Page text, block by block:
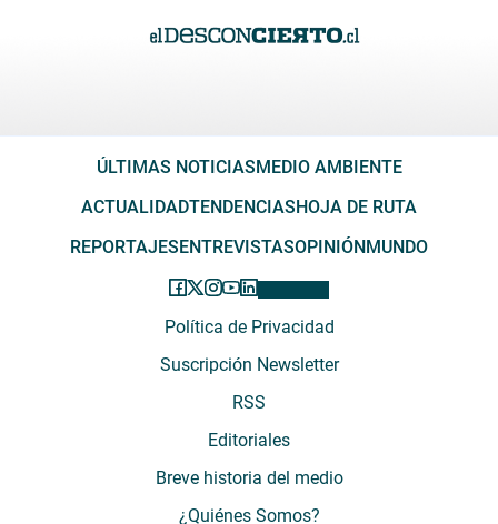
ÚLTIMAS NOTICIASMEDIO AMBIENTE
ACTUALIDADTENDENCIASHOJA DE RUTA
REPORTAJESENTREVISTASOPINIÓNMUNDO
Política de Privacidad
Suscripción Newsletter
RSS
Editoriales
Breve historia del medio
¿Quiénes Somos?